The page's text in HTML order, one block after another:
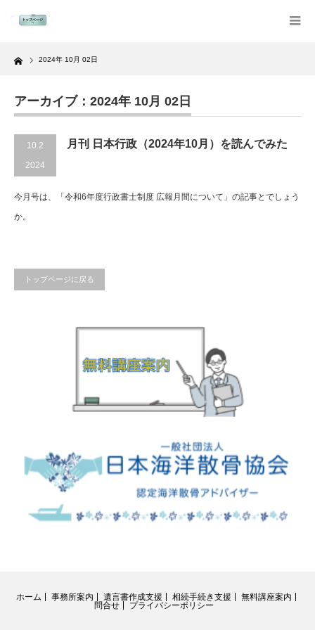
Home 2024年 10月 02日
アーカイブ：2024年 10月 02日
10.2
2024
月刊 日本行政（2024年10月）を読んでみた
今月号は、「令和6年度行政書士制度 広報月間について」の記事とでしょう
か。
トップページに戻る
ホーム 事務所案内 遺言書作成支援 相続手続き支援
無料講座案内
問合せ
プライバシーポリシー